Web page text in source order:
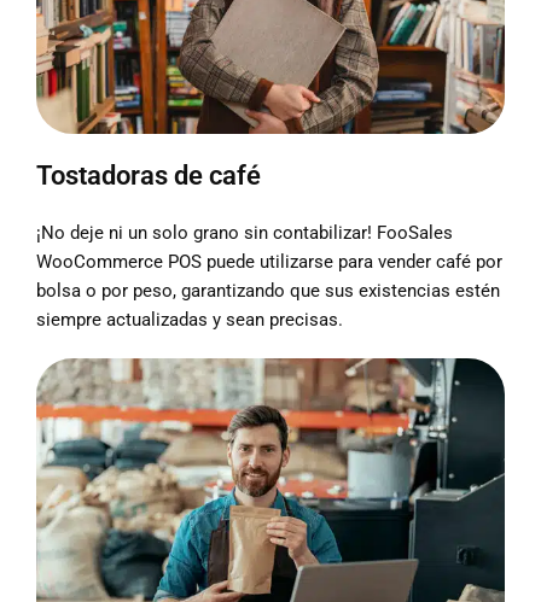
Tostadoras de café
¡No deje ni un solo grano sin contabilizar! FooSales
WooCommerce POS puede utilizarse para vender café por
bolsa o por peso, garantizando que sus existencias estén
siempre actualizadas y sean precisas.